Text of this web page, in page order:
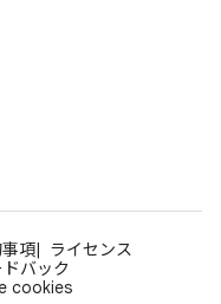
項
ライセンス
バック
cookies